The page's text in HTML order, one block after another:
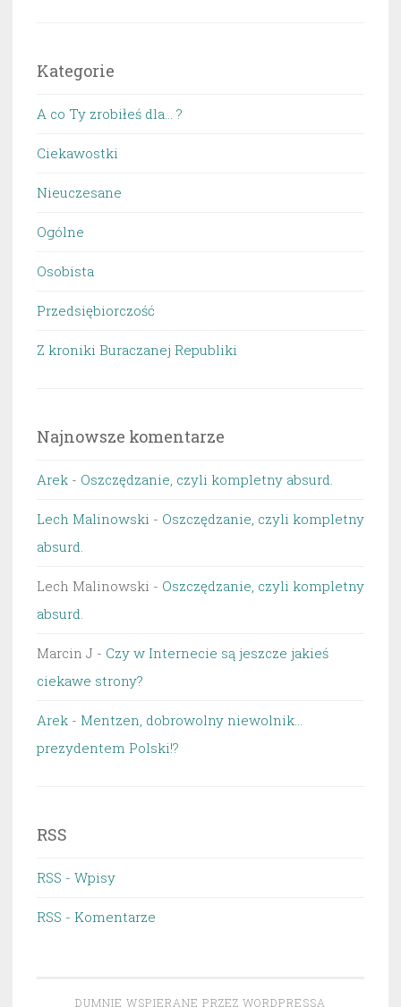
Kategorie
A co Ty zrobiłeś dla… ?
Ciekawostki
Nieuczesane
Ogólne
Osobista
Przedsiębiorczość
Z kroniki Buraczanej Republiki
Najnowsze komentarze
Arek - Oszczędzanie, czyli kompletny absurd.
Lech Malinowski - Oszczędzanie, czyli kompletny
absurd.
Lech Malinowski - Oszczędzanie, czyli kompletny
absurd.
Marcin J - Czy w Internecie są jeszcze jakieś
ciekawe strony?
Arek - Mentzen, dobrowolny niewolnik…
prezydentem Polski!?
RSS
RSS - Wpisy
RSS - Komentarze
DUMNIE WSPIERANE PRZEZ WORDPRESSA